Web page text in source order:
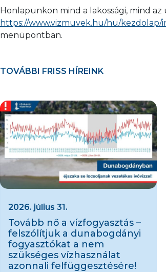
Honlapunkon mind a lakossági, mind
https://www.vizmuvek.hu/hu/kezdolap/
menüpontban.
TOVÁBBI FRISS HÍREINK
2026. július 31.
Tovább nő a vízfogyasztás –
felszólítjuk a dunabogdányi
fogyasztókat a nem
szükséges vízhasználat
azonnali felfüggesztésére!